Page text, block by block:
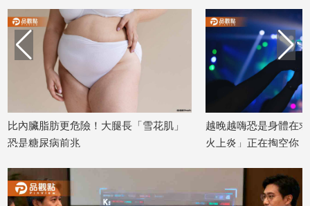
生
活
內
設
計
旅
遊/
美
比內臟脂肪更危險！大腿長「雪花肌」
恐是糖尿病前兆
越晚越嗨恐是身體在
火上炎」正在掏空你